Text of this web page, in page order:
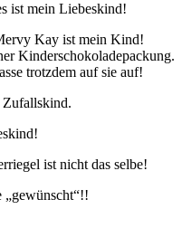
ist mein Liebeskind!
Kay ist mein Kind!
Kinderschokoladepackung.
trotzdem auf sie auf!
Zufallskind.
ist nicht das selbe!
„gewünscht“!!